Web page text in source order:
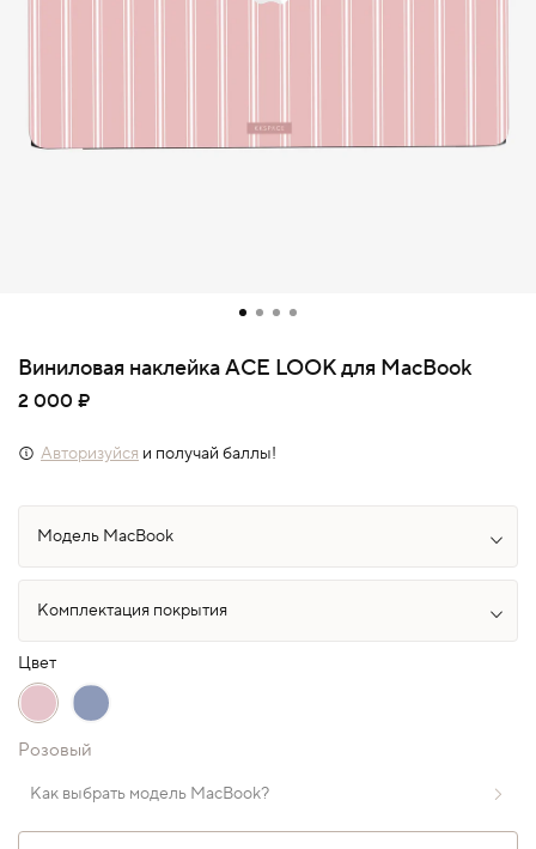
Виниловая наклейка ACE LOOK для MacBook
2 000 ₽
Авторизуйся и получай баллы!
Цвет
Розовый
Как выбрать модель MacBook?